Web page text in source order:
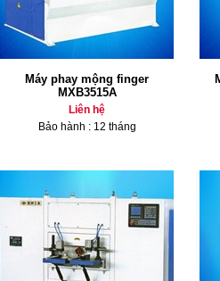
Máy phay mộng finger
MXB3515A
Liên hệ
Bảo hành : 12 tháng